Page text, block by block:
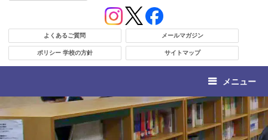
よくあるご質問 メールマガジン
ポリシー 学校の方針 サイトマップ
メニュー